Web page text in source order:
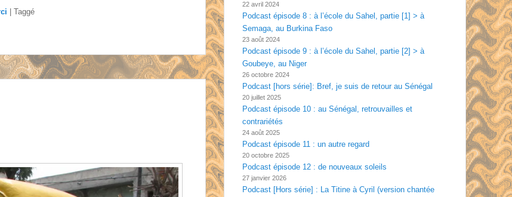
Taggé
22 avril 2024
Podcast épisode 8 : à l’école du Sahel, partie [1] > à
Semaga, au Burkina Faso
23 août 2024
Podcast épisode 9 : à l’école du Sahel, partie [2] > à
Goubeye, au Niger
26 octobre 2024
Podcast [hors série]: Bref, je suis de retour au Sénégal
20 juillet 2025
Podcast épisode 10 : au Sénégal, retrouvailles et
contrariétés
24 août 2025
Podcast épisode 11 : un autre regard
20 octobre 2025
Podcast épisode 12 : de nouveaux soleils
27 janvier 2026
Podcast [Hors série] : La Titine à Cyril (version chantée